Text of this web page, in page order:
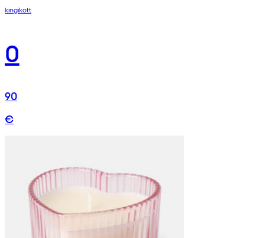
kingikott
0
90
€